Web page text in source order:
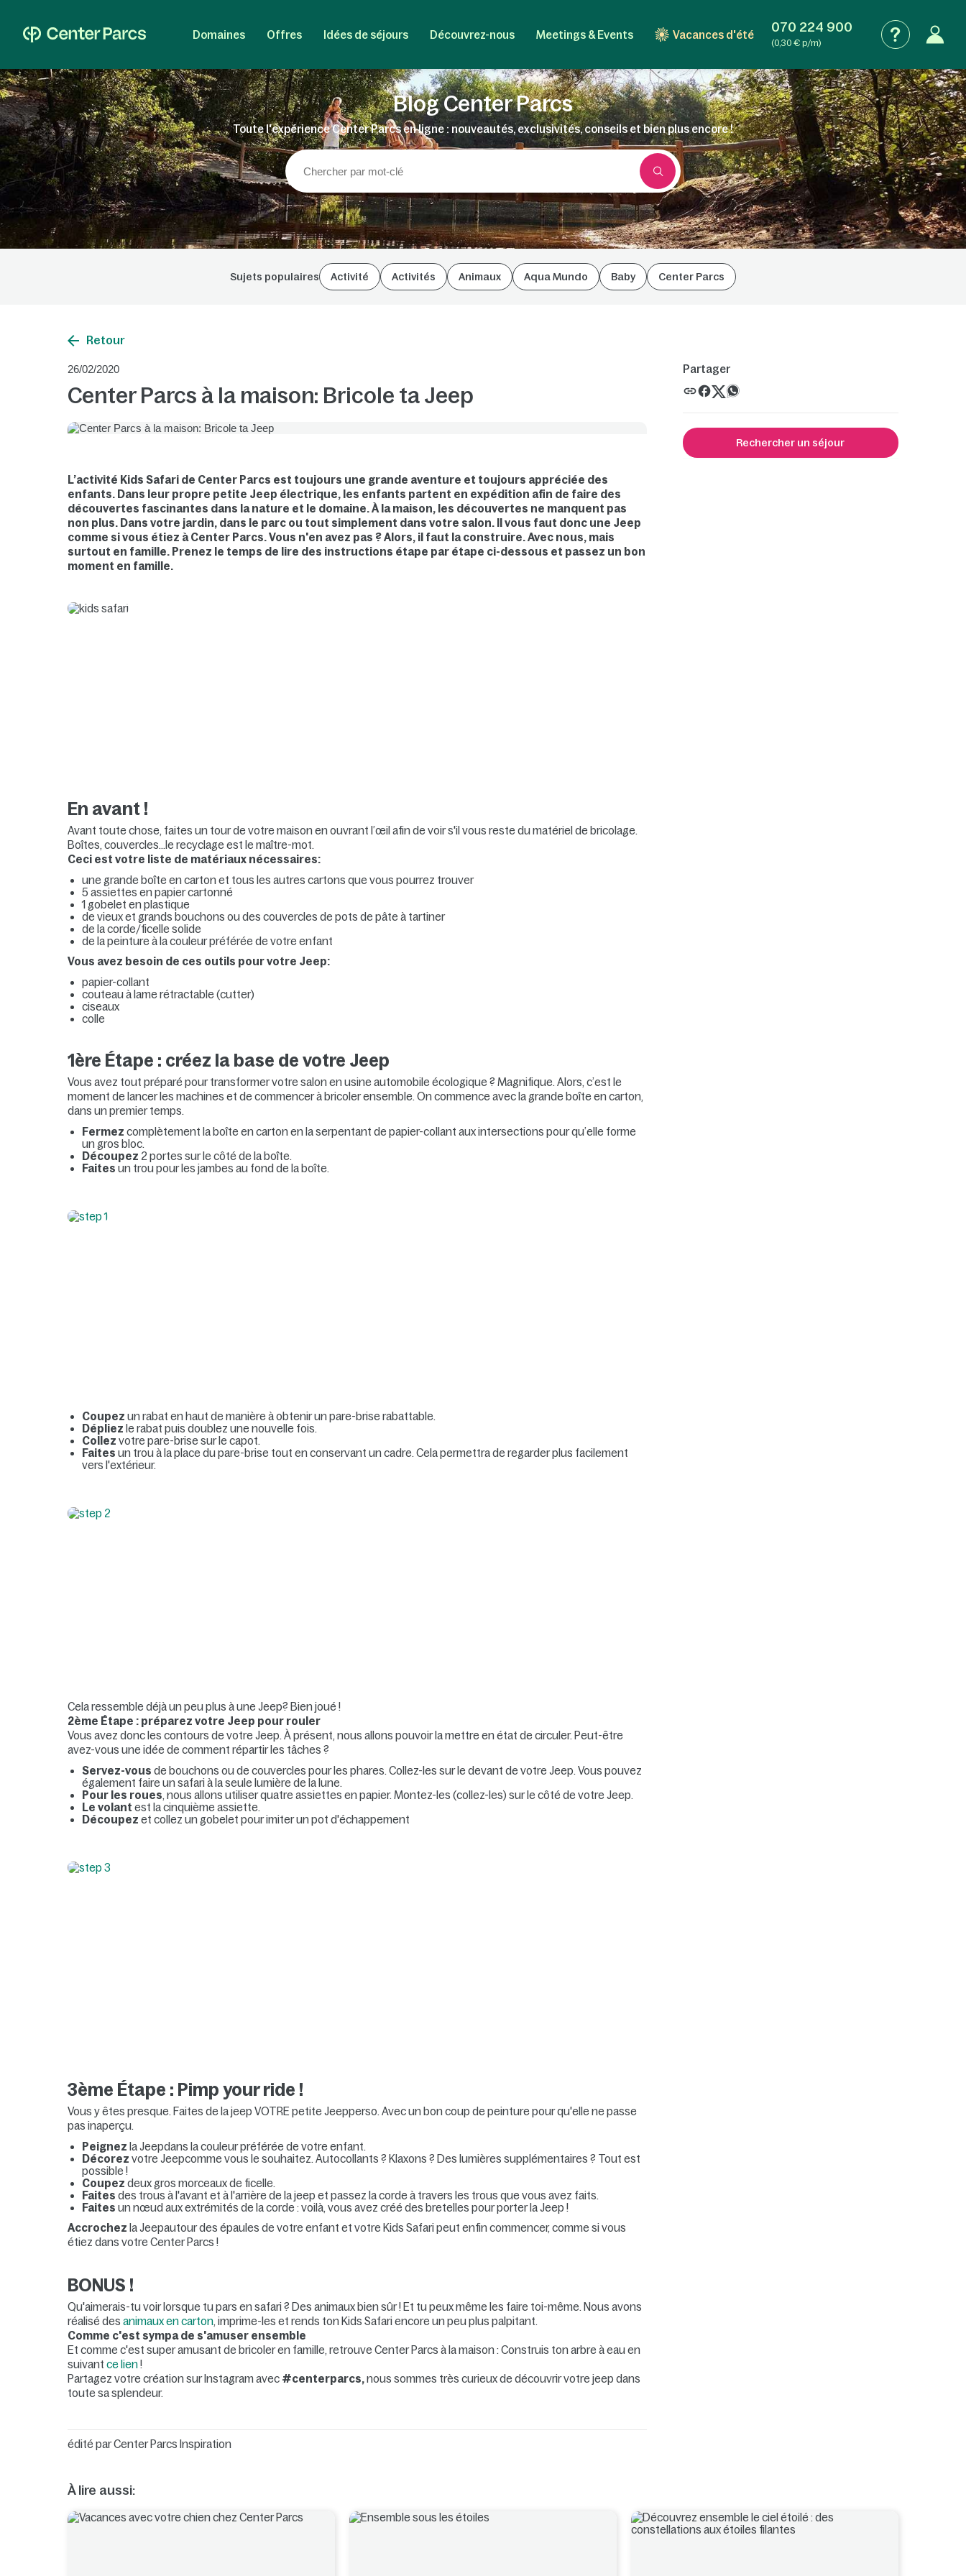
Domaines Offres Idées de séjours Découvrez-nous Meetings & Events Vacances d'été 070 224 900
(0,30 € p/m)
Blog Center Parcs
Toute l'expérience Center Parcs en ligne : nouveautés, exclusivités, conseils et bien plus encore !
Sujets populaires Activité Activités Animaux Aqua Mundo Baby Center Parcs
Retour
26/02/2020
Center Parcs à la maison: Bricole ta Jeep
L’activité Kids Safari de Center Parcs est toujours une grande aventure et toujours appréciée des
enfants. Dans leur propre petite Jeep électrique, les enfants partent en expédition afin de faire des
découvertes fascinantes dans la nature et le domaine. À la maison, les découvertes ne manquent pas
non plus. Dans votre jardin, dans le parc ou tout simplement dans votre salon. Il vous faut donc une Jeep
comme si vous étiez à Center Parcs. Vous n'en avez pas ? Alors, il faut la construire. Avec nous, mais
surtout en famille. Prenez le temps de lire des instructions étape par étape ci-dessous et passez un bon
moment en famille.
En avant !
Avant toute chose, faites un tour de votre maison en ouvrant l’œil afin de voir s'il vous reste du matériel de bricolage.
Boîtes, couvercles...le recyclage est le maître-mot.
Ceci est votre liste de matériaux nécessaires:
une grande boîte en carton et tous les autres cartons que vous pourrez trouver
5 assiettes en papier cartonné
1 gobelet en plastique
de vieux et grands bouchons ou des couvercles de pots de pâte à tartiner
de la corde/ficelle solide
de la peinture à la couleur préférée de votre enfant
Vous avez besoin de ces outils pour votre Jeep:
papier-collant
couteau à lame rétractable (cutter)
ciseaux
colle
1ère Étape : créez la base de votre Jeep
Vous avez tout préparé pour transformer votre salon en usine automobile écologique ? Magnifique. Alors, c’est le
moment de lancer les machines et de commencer à bricoler ensemble. On commence avec la grande boîte en carton,
dans un premier temps.
Fermez complètement la boîte en carton en la serpentant de papier-collant aux intersections pour qu’elle forme
un gros bloc.
Découpez 2 portes sur le côté de la boîte.
Faites un trou pour les jambes au fond de la boîte.
Coupez un rabat en haut de manière à obtenir un pare-brise rabattable.
Dépliez le rabat puis doublez une nouvelle fois.
Collez votre pare-brise sur le capot.
Faites un trou à la place du pare-brise tout en conservant un cadre. Cela permettra de regarder plus facilement
vers l'extérieur.
Cela ressemble déjà un peu plus à une Jeep? Bien joué !
2ème Étape : préparez votre Jeep pour rouler
Vous avez donc les contours de votre Jeep. À présent, nous allons pouvoir la mettre en état de circuler. Peut-être
avez-vous une idée de comment répartir les tâches ?
Servez-vous de bouchons ou de couvercles pour les phares. Collez-les sur le devant de votre Jeep. Vous pouvez
également faire un safari à la seule lumière de la lune.
Pour les roues, nous allons utiliser quatre assiettes en papier. Montez-les (collez-les) sur le côté de votre Jeep.
Le volantest la cinquième assiette.
Découpezet collez un gobelet pour imiter un pot d'échappement
3ème Étape : Pimp your ride !
Vous y êtes presque. Faites de la jeep VOTRE petite Jeepperso. Avec un bon coup de peinture pour qu'elle ne passe
pas inaperçu.
Peignez la Jeepdans la couleur préférée de votre enfant.
Décorez votre Jeepcomme vous le souhaitez. Autocollants ? Klaxons ? Des lumières supplémentaires ? Tout est
possible !
Coupez deux gros morceaux de ficelle.
Faites des trous à l'avant et à l'arrière de la jeep et passez la corde à travers les trous que vous avez faits.
Faites un nœud aux extrémités de la corde : voilà, vous avez créé des bretelles pour porter la Jeep !
Accrochez la Jeepautour des épaules de votre enfant et votre Kids Safari peut enfin commencer, comme si vous
étiez dans votre Center Parcs !
BONUS !
Qu'aimerais-tu voir lorsque tu pars en safari ? Des animaux bien sûr ! Et tu peux même les faire toi-même. Nous avons
réalisé desanimaux en carton, imprime-les et rends ton Kids Safari encore un peu plus palpitant.
Comme c'est sympa de s'amuser ensemble
Et comme c'est super amusant de bricoler en famille, retrouve Center Parcs à la maison : Construis ton arbre à eau en
suivantce lien!
Partagez votre création sur Instagram avec #centerparcs,nous sommes très curieux de découvrir votre jeep dans
toute sa splendeur.
édité parCenter Parcs Inspiration
Partager
Rechercher un séjour
À lire aussi: